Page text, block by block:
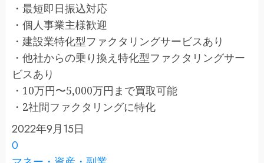
・最短即日振込対応
・個人事業主様歓迎
・建設業特化型ファクタリングサービスあり
・他社からの乗り換え特化型ファクタリングサー
ビスあり
・10万円〜5,000万円まで買取可能
・2社間ファクタリングに特化
2022年9月15日
0